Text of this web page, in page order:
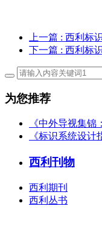
上一篇 : 西利标
下一篇 : 西利标
为您推荐
《中外导视集锦
《标识系统设计
西利刊物
西利期刊
西利丛书